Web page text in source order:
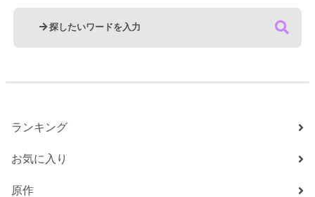
ランキング
お気に入り
原作